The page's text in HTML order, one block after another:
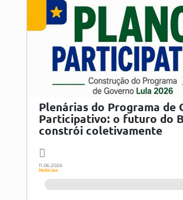
Plenárias do Programa de
Participativo: o futuro do
constrói coletivamente
11.06.2026
Notícias